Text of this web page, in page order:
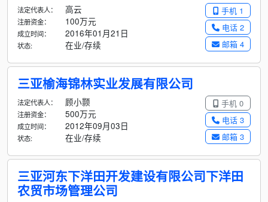
手机 1
电话 2
邮箱 4
法定代表人： 高云
注册资金： 100万元
成立时间： 2016年01月21日
状态: 在业/存续
三亚榆海锦林实业发展有限公司
手机 0
电话 3
邮箱 3
法定代表人： 顾小颢
注册资金： 500万元
成立时间： 2012年09月03日
状态: 在业/存续
三亚河东下洋田开发建设有限公司下洋田
农贸市场管理公司